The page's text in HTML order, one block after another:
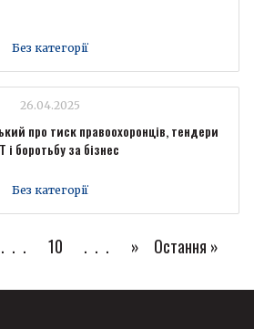
Без категорії
26.04.2025
про тиск правоохоронців, тендери
і боротьбу за бізнес
Без категорії
... 10 ... » Остання »